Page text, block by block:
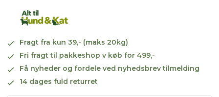
Fragt fra kun 39,- (maks 20kg)
Fri fragt til pakkeshop v køb for 499,-
Få nyheder og fordele ved nyhedsbrev tilmelding
14 dages fuld returret